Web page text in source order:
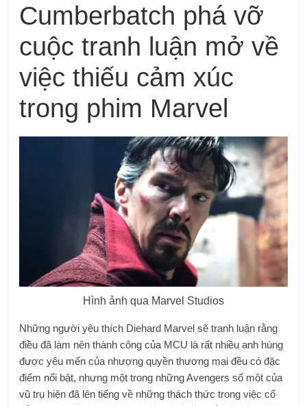
Cumberbatch phá vỡ
cuộc tranh luận mở về
việc thiếu cảm xúc
trong phim Marvel
Hình ảnh qua Marvel Studios
Những người yêu thích Diehard Marvel sẽ tranh luận rằng
điều đã làm nên thành công của MCU là rất nhiều anh hùng
được yêu mến của nhượng quyền thương mại đều có đặc
điểm nổi bật, nhưng một trong những Avengers số một của
vũ trụ hiện đã lên tiếng về những thách thức trong việc cố